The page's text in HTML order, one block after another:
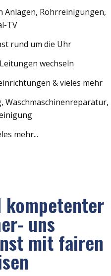
Anlagen, Rohrreinigungen,
TV
rund um die Uhr
wechseln
& vieles mehr
Waschmaschinenreparatur,
mehr...
kompetenter
uns
mit fairen